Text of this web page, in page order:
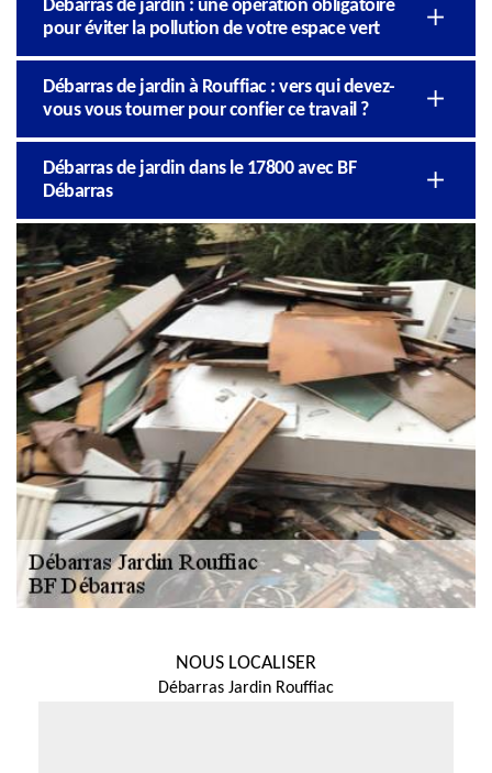
Débarras de jardin : une opération obligatoire
pour éviter la pollution de votre espace vert
Débarras de jardin à Rouffiac : vers qui devez-
vous vous tourner pour confier ce travail ?
Débarras de jardin dans le 17800 avec BF
Débarras
NOUS LOCALISER
Débarras Jardin Rouffiac